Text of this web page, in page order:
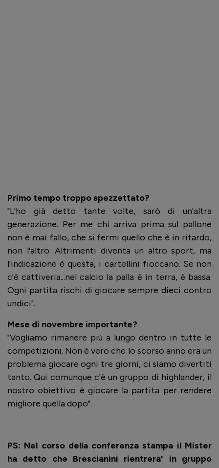
Primo tempo troppo spezzettato?
"L'ho già detto tante volte, sarò di un'altra
generazione. Per me chi arriva prima sul pallone
non è mai fallo, che si fermi quello che è in ritardo,
non l'altro. Altrimenti diventa un altro sport, ma
l'indicazione è questa, i cartellini fioccano. Se non
c'è cattiveria...nel calcio la palla è in terra, è bassa.
Ogni partita rischi di giocare sempre dieci contro
undici".
Mese di novembre importante?
"Vogliamo rimanere più a lungo dentro in tutte le
competizioni. Non è vero che lo scorso anno era un
problema giocare ogni tre giorni, ci siamo divertiti
tanto. Qui comunque c'è un gruppo di highlander, il
nostro obiettivo è giocare la partita per rendere
migliore quella dopo".
PS: Nel corso della conferenza stampa il Mister
ha detto che Brescianini rientrera' in gruppo